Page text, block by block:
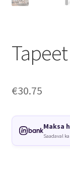
€30.75
Maksa
Saadaval